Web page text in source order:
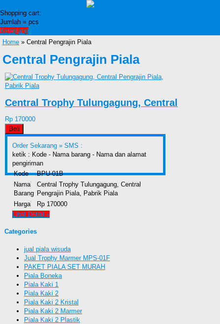
Shopping cart:
Jumlah = pcs
Keranjang
Home » Central Pengrajin Piala
Central Pengrajin Piala
Central Trophy Tulungagung, Central
Rp 170000
Beli
Order Sekarang » SMS :
ketik : Kode - Nama barang - Nama dan alamat
pengiriman
Kode
BPU-01B
Nama
Barang
Central Trophy Tulungagung, Central
Pengrajin Piala, Pabrik Piala
Harga
Rp 170000
Lihat Detail »
Categories
jual piala wisuda
Jual Trophy Marmer MPS-01F
PAKET PIALA SET MURAH
Piala Boneka
Piala Kaki 1
Piala Kaki 2
Piala Kaki 2 Kristal
Piala Kaki 2 Marmer
Piala Kaki 2 Plastik